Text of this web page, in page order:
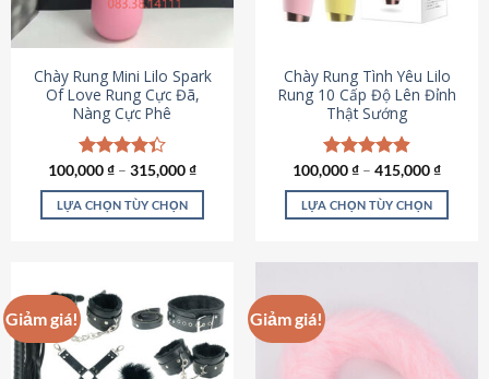
thể
chọn
trên
trang
sản
phẩm
Chày Rung Mini Lilo Spark
Of Love Rung Cực Đã,
Nàng Cực Phê
Được xếp
hạng4.33
5 sao
100,000₫ – 315,000₫
LỰA CHỌN TÙY CHỌN
có
nhiều
biến
thể.
Chày Rung Tình Yêu Lilo
Rung 10 Cấp Độ Lên Đỉnh
Thật Sướng
Được xếp
hạng4.94
5 sao
100,000₫ – 415,000₫
LỰA CHỌN TÙY CHỌN
biến
thể.
Giảm giá! Giảm giá!